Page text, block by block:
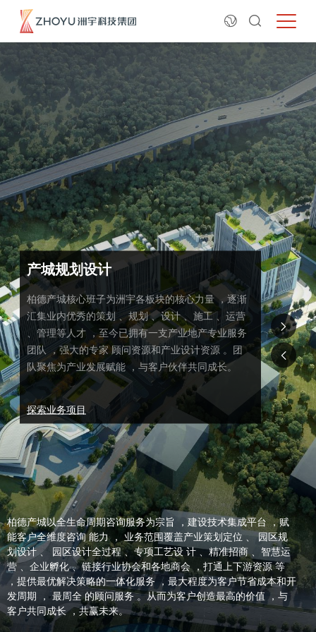
产城规划设计
柏德产城核心班子为洲宇各板块的核心力量 ，逐渐
汇集业内优秀的策划 、规划 、设计 、施工 、运营
、管理等人才 ，至今已拥有一支产业地产专业服务
团队 ，强大的专家 顾问资源和产业设计资源 。团
队聚焦为产业发展赋能 ，与客户伙伴共同成长。
探索业务项目
柏德产城以全生命周期咨询服务为宗旨 ，建设技术集成平台 ，赋
能客户全维度咨询 能力 ， 业务范围覆盖产业策划定位 、 园区规
划设计 、 园区设计全过程 、专项工艺设 计 、精准招商 、智慧运
营 、企业孵化 、链接行业协会和各地商会 ，打通上下游资源 等
，提供最优解决策略的一体化服务 ，最大程度为客户节省成本和开
发周期 ， 最周全 的顾问服务 。从而为客户创造最高的价值 ，与
客户共同成长 ，共赢未来。